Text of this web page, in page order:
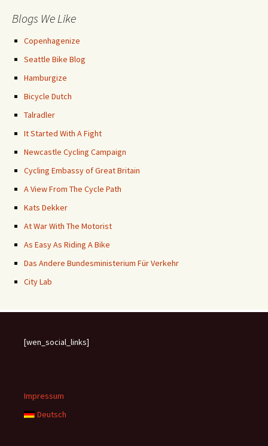
Blogs We Like
Copenhagenize
Seattle Bike Blog
Hamburgize
Bicycle Dutch
Talradler
It Started With A Fight
Newcastle Cycling Campaign
Cycling Embassy of Great Britain
A View From The Cycle Path
Kats Dekker
At War With The Motorist
As Easy As Riding A Bike
Das Andere Bundesministerium Für Verkehr
City Lab
[wen_social_links]
Impressum
Deutsch